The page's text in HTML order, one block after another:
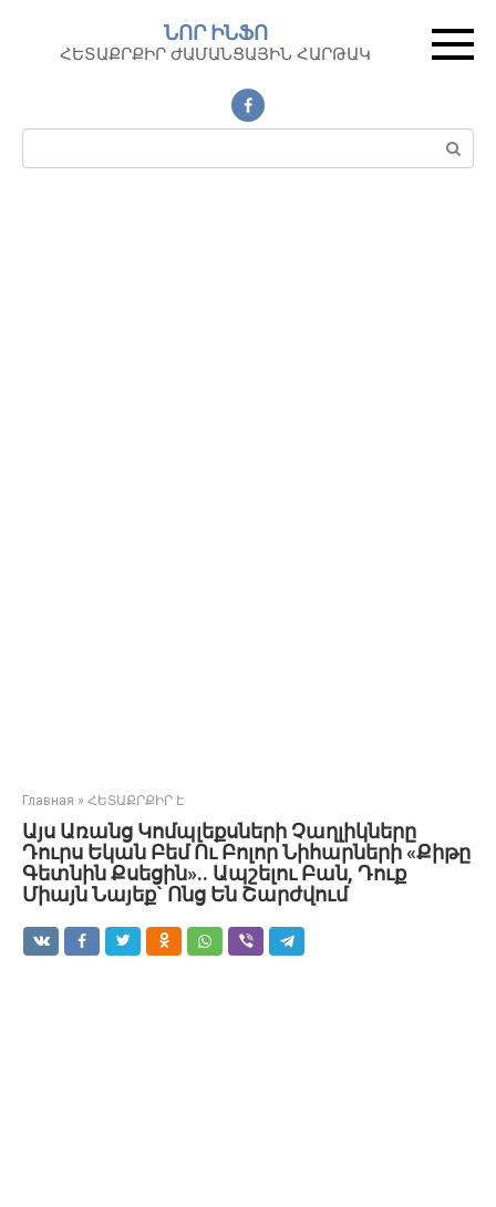
контенту
ՆՈՐ ԻՆՖՈ
ՀԵՏԱՔՐՔԻՐ ԺԱՄԱՆՑԱՅԻՆ ՀԱՐԹԱԿ
Поиск:
Главная » ՀԵՏԱՔՐՔԻՐ Է
Այս Առանց Կոմպլեքսների Չաղլիկները
Դուրս Եկան Բեմ Ու Բոլոր Նիհարների «Քիթը
Գետնին Քսեցին».. Ապշելու Բան, Դուք
Միայն Նայեք` Ոնց Են Շարժվում